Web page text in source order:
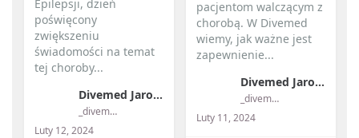
Epilepsji, dzień
poświęcony
zwiększeniu
świadomości na temat
tej choroby...
Divemed Jarosław Przybylski
_divemed_
Luty 12, 2024
pacjentom walczącym z
chorobą. W Divemed
wiemy, jak ważne jest
zapewnienie...
Divemed Jarosław Przybylski
_divemed_
Luty 11, 2024